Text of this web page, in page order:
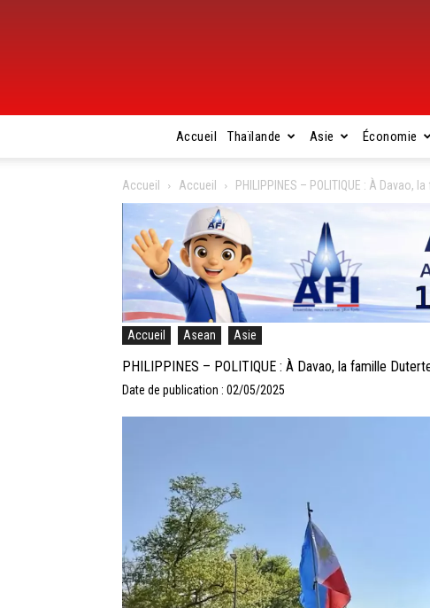
Accueil Thaïlande Asie Économie
Accueil Accueil PHILIPPINES – POLITIQUE : À
Accueil Asean Asie
PHILIPPINES – POLITIQUE : À Davao, la famille
Date de publication : 02/05/2025